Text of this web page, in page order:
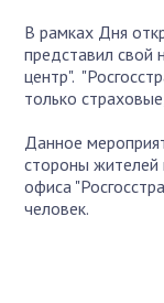
В рамках Дня
представил свой
центр".
только
Данное
стороны жителей
офиса
человек.